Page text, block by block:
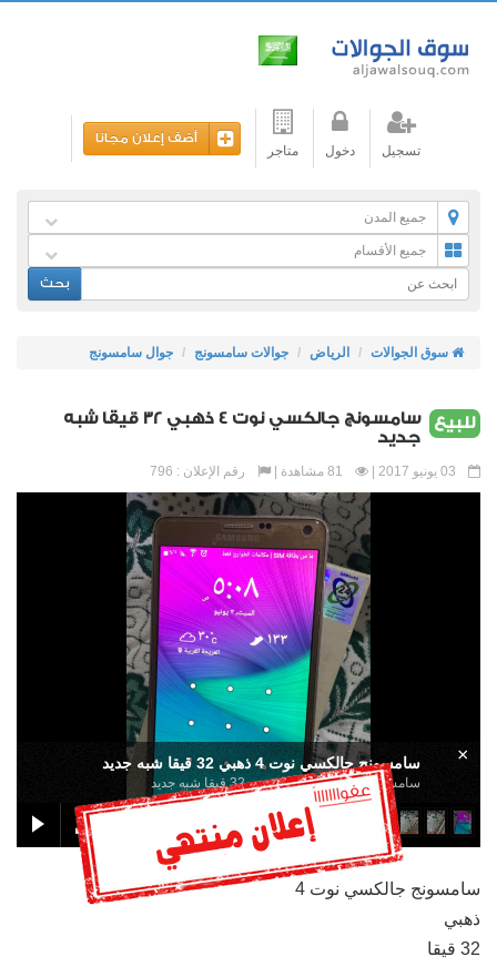
تسجيل دخول متاجر
أضف إعلان مجانا
جميع المدن
جميع الأقسام
بحث
سوق الجوالات الرياض جوالات سامسونج جوال سامسونج
للبيع
سامسونج جالكسي نوت 4 ذهبي 32 قيقا شبه
جديد
رقم الإعلان : 796
سامسونج جالكسي نوت 4 ذهبي 32 قيقا شبه جديد
سامسونج جالكسي نوت 4 ذهبي 32 قيقا شبه جديد
×
سامسونج جالكسي نوت 4
ذهبي
32 قيقا